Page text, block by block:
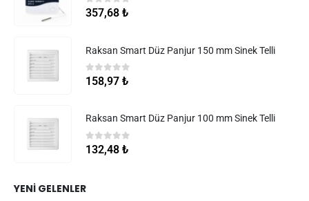
05 üzerinden
357,68 ₺
Raksan Smart Düz Panjur 150 mm Sinek Telli
0 5 üzerinden
158,97 ₺
Raksan Smart Düz Panjur 100 mm Sinek Telli
05 üzerinden
132,48 ₺
YENI GELENLER